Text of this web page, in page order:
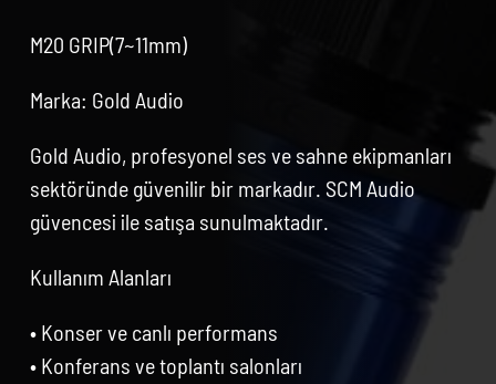
M20 GRIP(7~11mm)
Marka: Gold Audio
Gold Audio, profesyonel ses ve sahne ekipmanları
sektöründe güvenilir bir markadır. SCM Audio
güvencesi ile satışa sunulmaktadır.
Kullanım Alanları
• Konser ve canlı performans
• Konferans ve toplantı salonları